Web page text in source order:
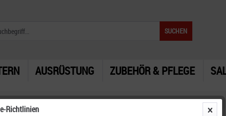
SUCHEN
AUSRÜSTUNG ZUBEHÖR & PFLEGE
Richtlinien